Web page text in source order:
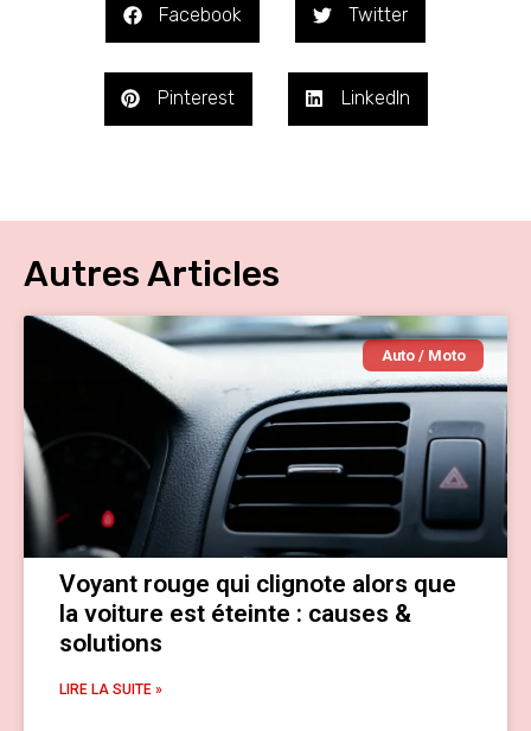
Facebook Twitter
Pinterest LinkedIn
Autres Articles
Auto / Moto
Voyant rouge qui clignote alors que
la voiture est éteinte : causes &
solutions
LIRE LA SUITE »